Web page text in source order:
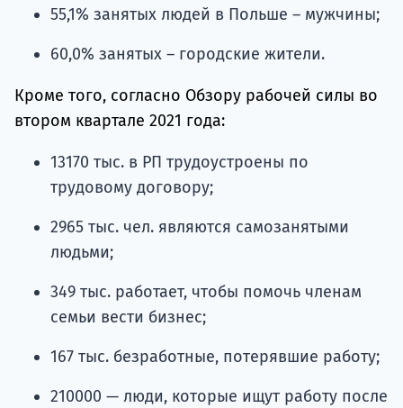
55,1% занятых людей в Польше – мужчины;
60,0% занятых – городские жители.
Кроме того, согласно Обзору рабочей силы во
втором квартале 2021 года:
13170 тыс. в РП трудоустроены по
трудовому договору;
2965 тыс. чел. являются самозанятыми
людьми;
349 тыс. работает, чтобы помочь членам
семьи вести бизнес;
167 тыс. безработные, потерявшие работу;
210000 — люди, которые ищут работу после